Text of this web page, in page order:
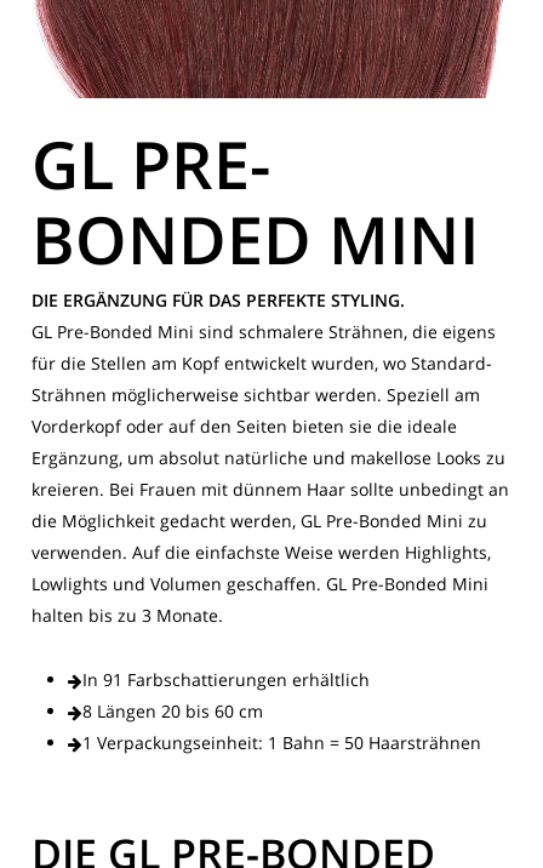
GL PRE-
BONDED MINI
DIE ERGÄNZUNG FÜR DAS PERFEKTE STYLING.
GL Pre-Bonded Mini sind schmalere Strähnen, die eigens
für die Stellen am Kopf entwickelt wurden, wo Standard-
Strähnen möglicherweise sichtbar werden. Speziell am
Vorderkopf oder auf den Seiten bieten sie die ideale
Ergänzung, um absolut natürliche und makellose Looks zu
kreieren. Bei Frauen mit dünnem Haar sollte unbedingt an
die Möglichkeit gedacht werden, GL Pre-Bonded Mini zu
verwenden. Auf die einfachste Weise werden Highlights,
Lowlights und Volumen geschaffen. GL Pre-Bonded Mini
halten bis zu 3 Monate.
In 91 Farbschattierungen erhältlich
8 Längen 20 bis 60 cm
1 Verpackungseinheit: 1 Bahn = 50 Haarsträhnen
DIE GL PRE-BONDED